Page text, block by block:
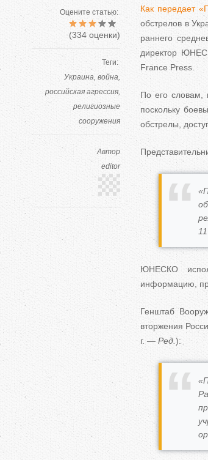
Оцените статью:
(334оценки)
Теги:
Украина война
российская агрессия
религиозные
сооружения
Автор
editor
Как передает
обстрелов в
раннего
директор
France Press.
По его словам,
поскольку
обстрелы,
ЮНЕСКО
информацию,
Генштаб
вторжения
г. — Ред.):